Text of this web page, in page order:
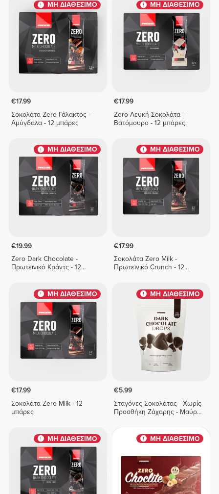
ΜΗ ΔΙΑΘΕΣΙΜΟ
€17.99
Σοκολάτα Zero Γάλακτος -
Αμύγδαλα - 12 μπάρες
ΜΗ ΔΙΑΘΕΣΙΜΟ
€17.99
Zero Λευκή Σοκολάτα -
Βατόμουρο - 12 μπάρες
ΜΗ ΔΙΑΘΕΣΙΜΟ
€19.99
Zero Dark Chocolate -
Πρωτεϊνικό Κράντς - 12
ΜΗ ΔΙΑΘΕΣΙΜΟ
€17.99
Σοκολάτα Zero Milk -
Πρωτεϊνικό Crunch - 12
ΜΗ ΔΙΑΘΕΣΙΜΟ
€17.99
Σοκολάτα Zero Milk - 12
μπάρες
ΜΗ ΔΙΑΘΕΣΙΜΟ
€5.99
Σταγόνες Σοκολάτας - Χωρίς
Προσθήκη Ζάχαρης - Μαύρη
ΜΗ ΔΙΑΘΕΣΙΜΟ ΜΗ ΔΙΑΘΕΣΙΜΟ